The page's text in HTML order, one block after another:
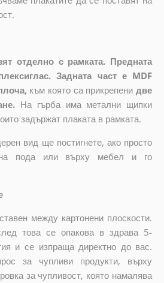
отделно с рамката. Предната
Задната част е MDF
, към която са прикрепени две
На гърба има метални щипки
задържат плаката в рамката.
вид ще постигнете, ако просто
на пода или върху мебел и го
между картонени плоскости.
това се опакова в здрава 5-
и се изпраща директно до вас.
за чупливи продукти, върху
за чупливост, която намалява